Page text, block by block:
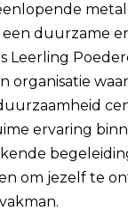
een duurzame
Leerling
organisatie
ervaring
om jezelf te